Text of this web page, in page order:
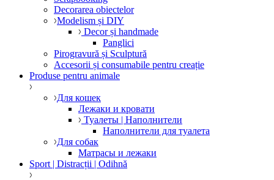
Decorarea obiectelor
Modelism și DIY
Decor și handmade
Panglici
Pirogravură și Sculptură
Accesorii și consumabile pentru creație
Produse pentru animale
Для кошек
Лежаки и кровати
Туалеты | Наполнители
Наполнители для туалета
Для собак
Матрасы и лежаки
Sport | Distracții | Odihnă